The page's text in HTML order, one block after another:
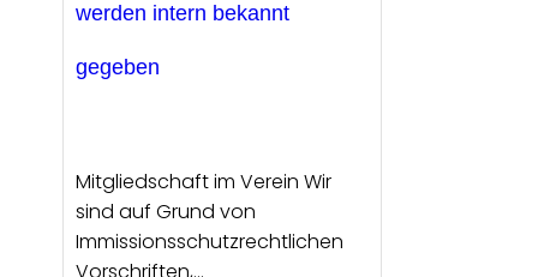
werden intern bekannt
gegeben
Mitgliedschaft im Verein Wir
sind auf Grund von
Immissionsschutzrechtlichen